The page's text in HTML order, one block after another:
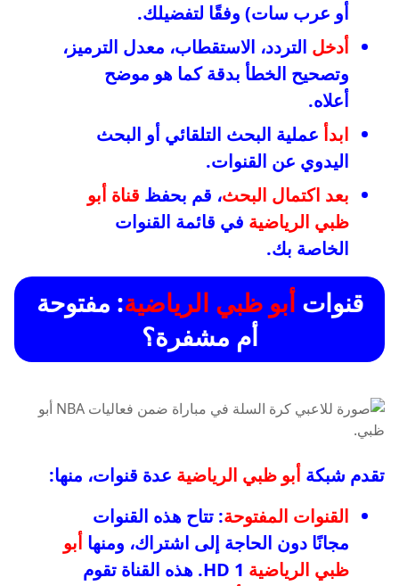
أو عرب سات) وفقًا لتفضيلك.
أدخل التردد، الاستقطاب، معدل الترميز،
وتصحيح الخطأ بدقة كما هو موضح
أعلاه.
ابدأ عملية البحث التلقائي أو البحث
اليدوي عن القنوات.
بعد اكتمال البحث، قم بحفظ قناة أبو
ظبي الرياضية في قائمة القنوات
الخاصة بك.
قنواتأبو ظبي الرياضية: مفتوحة
أم مشفرة؟
تقدم شبكة أبو ظبي الرياضية عدة قنوات، منها:
القنوات المفتوحة: تتاح هذه القنوات
مجانًا دون الحاجة إلى اشتراك، ومنها أبو
ظبي الرياضية
1 HD. هذه القناة تقوم